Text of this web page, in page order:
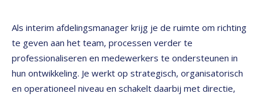
Als interim afdelingsmanager krijg je de ruimte om richting
te geven aan het team, processen verder te
professionaliseren en medewerkers te ondersteunen in
hun ontwikkeling. Je werkt op strategisch, organisatorisch
en operationeel niveau en schakelt daarbij met directie,